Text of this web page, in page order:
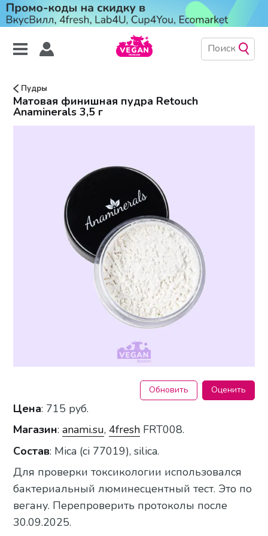
Пудры
Матовая финишная пудра Retouch
Anaminerals 3,5 г
Обновить Оценить
Цена: 715 руб.
Магазин:anami.su,4fresh FRT008.
Состав: Mica (ci 77019), silica.
Для проверки токсикологии использовался
бактериальный люминесцентный тест. Это по
вегану. Перепроверить протоколы после
30.09.2025.